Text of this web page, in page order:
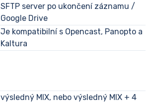
SFTP server po ukončení záznamu /
Google Drive
Je kompatibilní s Opencast, Panopto a
Kaltura
výsledný MIX, nebo výsledný MIX + 4